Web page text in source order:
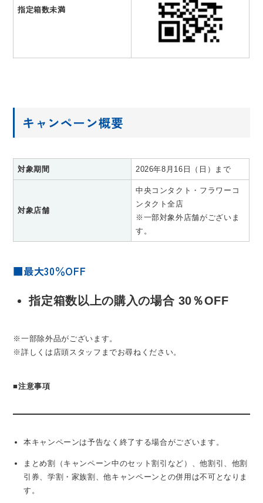
指定箱数未満
キャンペーン概要
対象期間 2026年8月16日（日）まで
対象店舗
中央コンタクト・フラワーコ
ンタクト全店
※一部対象外店舗がございま
す。
■最大30％OFF
指定箱数以上の購入の場合 30％OFF
※一部除外品がございます。
※詳しくは店頭スタッフまでお尋ねください。
■注意事項
本キャンペーンは予告なく終了する場合がございます。
まとめ割（キャンペーン中のセット割引など）、他割引、他割
引券、学割・家族割、他キャンペーンとの併用は不可となりま
す。